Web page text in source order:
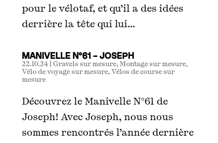
pour le vélotaf, et qu’il a des idées
derrière la tête qui lui...
MANIVELLE N°61 – JOSEPH
22.10.24 | Gravels sur mesure,Montage sur mesure,
Vélo de voyage sur mesure,Vélos de course sur
mesure
Découvrez le Manivelle N°61 de
Joseph! Avec Joseph, nous nous
sommes rencontrés l’année dernière